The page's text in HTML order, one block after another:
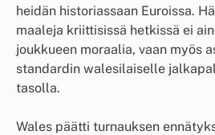
heidän historiassaan Euroissa.
maaleja kriittisissä hetkissä ei
joukkueen moraalia, vaan myös
standardin walesilaiselle
tasolla.
Wales päätti turnauksen